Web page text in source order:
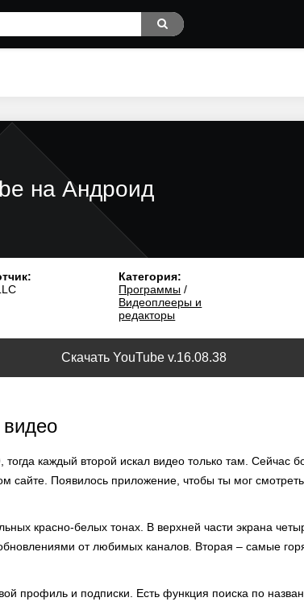
на Андроид
Категория:
Программы /
Видеоплееры и
редакторы
Скачать YouTube v.16.08.38
тогда каждый второй искал видео только там. Сейчас
сайте. Появилось приложение, чтобы ты мог
красно-белых тонах. В верхней части экрана
от любимых каналов. Вторая – самые
профиль и подписки. Есть функция поиска по